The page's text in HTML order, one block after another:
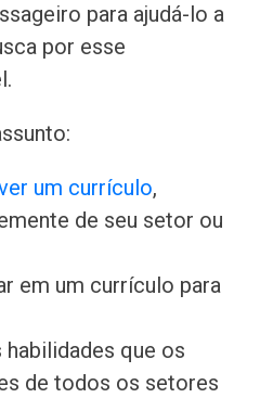
para ajudá-lo a
por esse
um currículo,
de seu setor ou
em um currículo para
que os
de todos os setores